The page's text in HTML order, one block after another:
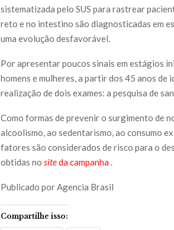
sistematizada pelo SUS para rastrear
reto e no intestino são diagnosticadas em
uma evolução desfavorável.
Por apresentar poucos sinais em estágios
homens e mulheres, a partir dos 45 anos de
realização de dois exames: a pesquisa de
Como formas de prevenir o surgimento de
alcoolismo, ao sedentarismo, ao consumo
fatores são considerados de risco para o
obtidas no siteda campanha .
Publicado por Agencia Brasil
Compartilhe isso: